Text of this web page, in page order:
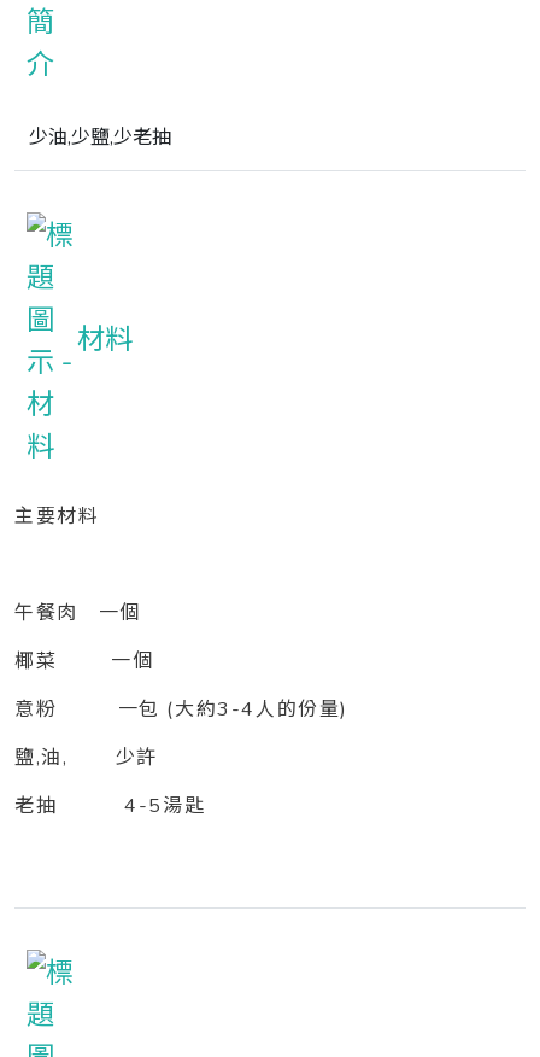
少油,少鹽,少老抽
材料
主要材料
午餐肉 一個
椰菜 一個
意粉 一包 (大約3-4人的份量)
鹽,油, 少許
老抽 4-5湯匙